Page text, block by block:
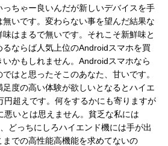
ちゃー良いんだが新しいデバイスを手
いです。変わらない事を望んだ結果な
はまるで無いです。それこそ新鮮味と
ならば人気上位のAndroidスマホを買
かもしれません。Androidスマホなら
はと思ったそこのあなた、甘いです。
度の高い体験が欲しいとなるとハイエ
円超えです。何をするかにも寄りますが
悪いとは思えません。貧乏な私には
どっちにしろハイエンド機には手が出
までの高性能高機能を求めてないの